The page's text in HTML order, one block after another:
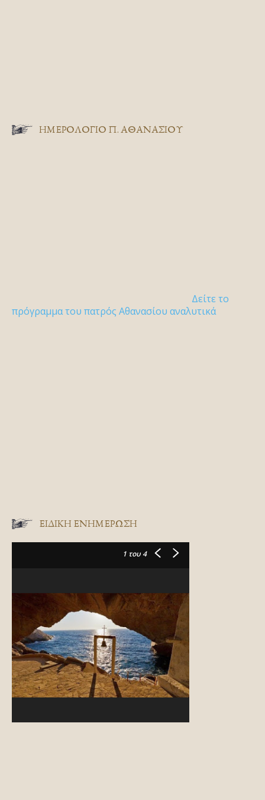
ΗΜΕΡΟΛΟΓΙΟ Π. ΑΘΑΝΑΣΙΟΥ
Δείτε το
πρόγραμμα του πατρός Αθανασίου αναλυτικά
ΕΙΔΙΚΉ ΕΝΗΜΈΡΩΣΗ
1 του 4